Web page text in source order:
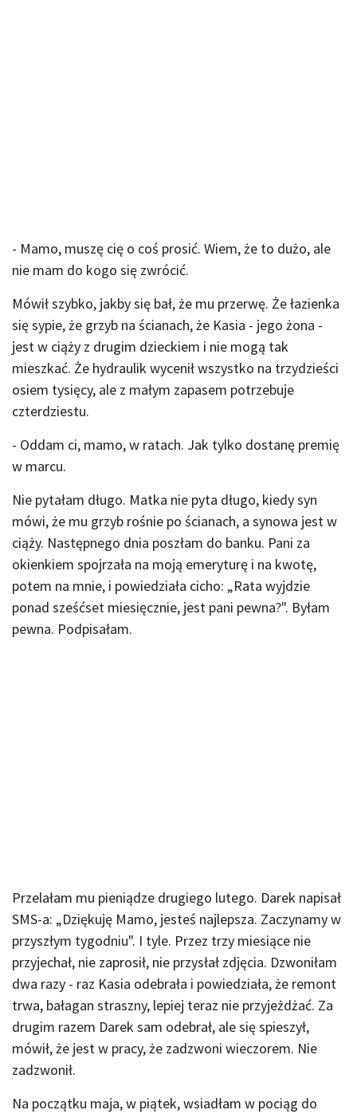
- Mamo, muszę cię o coś prosić. Wiem, że to dużo, ale
nie mam do kogo się zwrócić.
Mówił szybko, jakby się bał, że mu przerwę. Że łazienka
się sypie, że grzyb na ścianach, że Kasia - jego żona -
jest w ciąży z drugim dzieckiem i nie mogą tak
mieszkać. Że hydraulik wycenił wszystko na trzydzieści
osiem tysięcy, ale z małym zapasem potrzebuje
czterdziestu.
- Oddam ci, mamo, w ratach. Jak tylko dostanę premię
w marcu.
Nie pytałam długo. Matka nie pyta długo, kiedy syn
mówi, że mu grzyb rośnie po ścianach, a synowa jest w
ciąży. Następnego dnia poszłam do banku. Pani za
okienkiem spojrzała na moją emeryturę i na kwotę,
potem na mnie, i powiedziała cicho: „Rata wyjdzie
ponad sześćset miesięcznie, jest pani pewna?". Byłam
pewna. Podpisałam.
Przelałam mu pieniądze drugiego lutego. Darek napisał
SMS-a: „Dziękuję Mamo, jesteś najlepsza. Zaczynamy w
przyszłym tygodniu". I tyle. Przez trzy miesiące nie
przyjechał, nie zaprosił, nie przysłał zdjęcia. Dzwoniłam
dwa razy - raz Kasia odebrała i powiedziała, że remont
trwa, bałagan straszny, lepiej teraz nie przyjeżdżać. Za
drugim razem Darek sam odebrał, ale się spieszył,
mówił, że jest w pracy, że zadzwoni wieczorem. Nie
zadzwonił.
Na początku maja, w piątek, wsiadłam w pociąg do